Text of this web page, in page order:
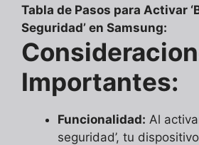
Tabla de Pasos para Activar
Seguridad’ en Samsung:
Importantes:
Funcionalidad: Al
seguridad’, tu